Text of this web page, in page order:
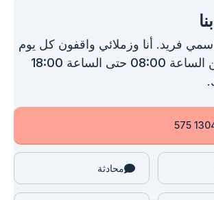
فريد. أنا وزملائي واقفون كل يوم
حتى الساعة 18:00
محادثة